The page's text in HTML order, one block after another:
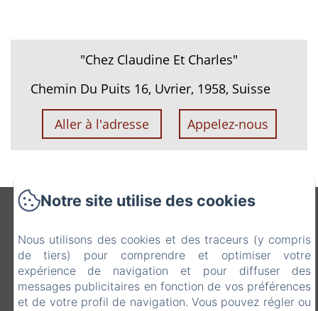
"Chez Claudine Et Charles"
Chemin Du Puits 16, Uvrier, 1958, Suisse
Aller à l'adresse Appelez-nous
"Chez Claudine Et
Charles"
Chemin Du Puits 16, Uvrier, 1958, Suisse
cryderr@hotmail.com
Notre site utilise des cookies
Nous utilisons des cookies et des traceurs (y compris
de tiers) pour comprendre et optimiser votre
expérience de navigation et pour diffuser des
messages publicitaires en fonction de vos préférences
et de votre profil de navigation. Vous pouvez régler ou